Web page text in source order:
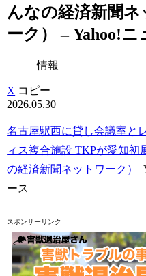
んなの経済新聞ネ
ーク） – Yahoo!ニ
情報
X コピー
2026.05.30
名古屋駅西に貸し会議室と
ィス複合施設 TKPが愛知初
の経済新聞ネットワーク）
ース
スポンサーリンク